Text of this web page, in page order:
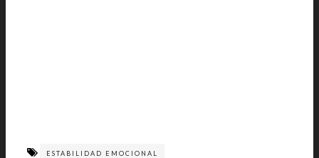
ESTABILIDAD EMOCIONAL